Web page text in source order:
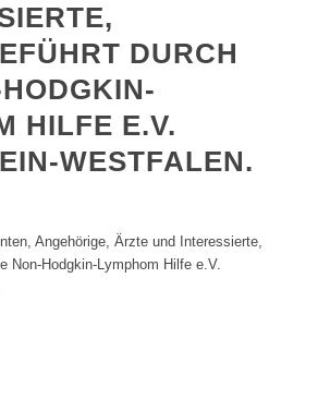
DURCH
HILFE E.V.
WESTFALEN.
Angehörige, Ärzte und Interessierte,
Non-Hodgkin-Lymphom Hilfe e.V.